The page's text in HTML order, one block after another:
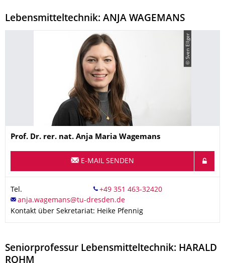
Lebensmitteltechnik: ANJA WAGEMANS
© Sven Ellger
Name
Prof. Dr. rer. nat. Anja Maria Wagemans
E-MAIL SENDEN
Tel.
Kontakt über Sekretariat: Heike Pfennig
Seniorprofessur Lebensmitteltechnik: HARALD
ROHM